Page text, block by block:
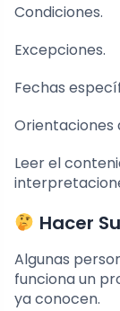
Condiciones.
Excepciones.
Fechas
Orientaciones
Leer el
Hacer
Algunas
funciona un
ya conocen.